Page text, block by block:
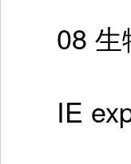
08 生
IE